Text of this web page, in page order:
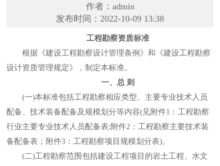
作者：admin
发布时间：2022-10-09 13:38
工程勘察资质标准
根据《建设工程勘察设计管理条例》和《建设工程勘察
设计资质管理规定》，制定本标准。
一、总 则
(一)本标准包括工程勘察相应类型、主要专业技术人员
配备、技术装备配备及规模划分等内容(见附件1：工程勘察
行业主要专业技术人员配备表;附件2：工程勘察主要技术装
备配备表；附件3：工程勘察项目规模划分表)。
(二)工程勘察范围包括建设工程项目的岩土工程、水文